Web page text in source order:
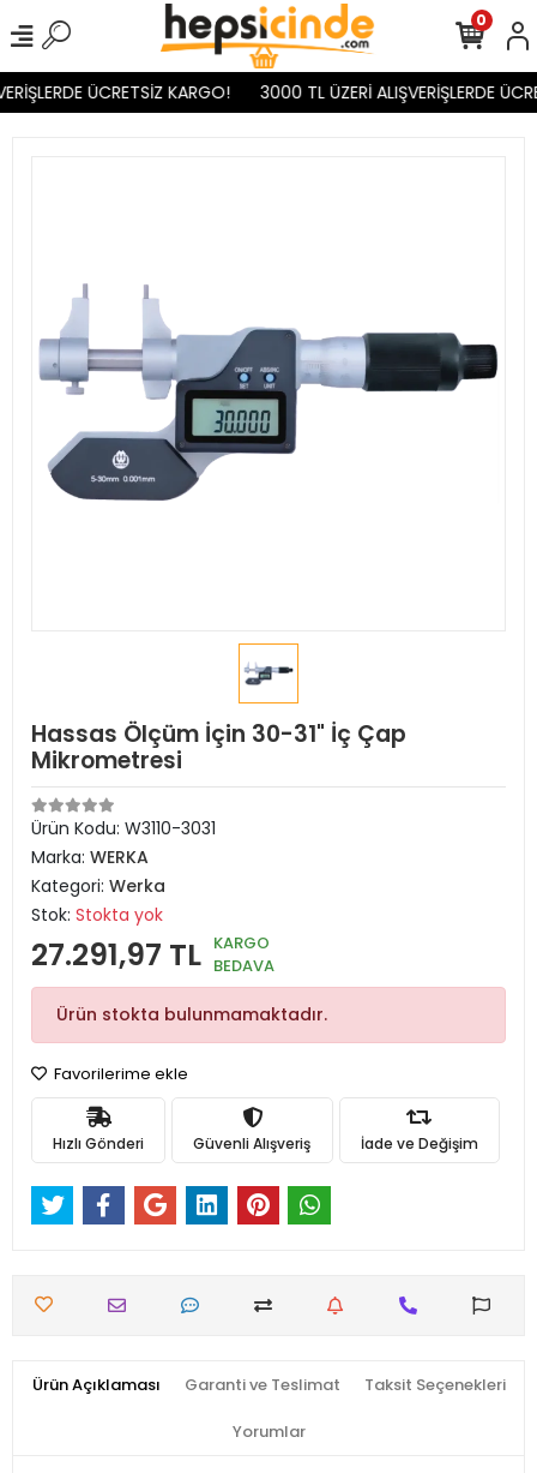
ÜCRETSİZ KARGO! 3000 TL ÜZERİ ALIŞVERİŞLERDE
0
Hassas Ölçüm İçin 30-31" İç Çap
Mikrometresi
Ürün Kodu: W3110-3031
Marka: WERKA
Kategori: Werka
Stok: Stokta yok
27.291,97 TL KARGO
BEDAVA
Ürün stokta bulunmamaktadır.
Favorilerime ekle
Hızlı Gönderi Güvenli Alışveriş İade ve Değişim
Ürün Açıklaması Garanti ve Teslimat Taksit Seçenekleri
Yorumlar